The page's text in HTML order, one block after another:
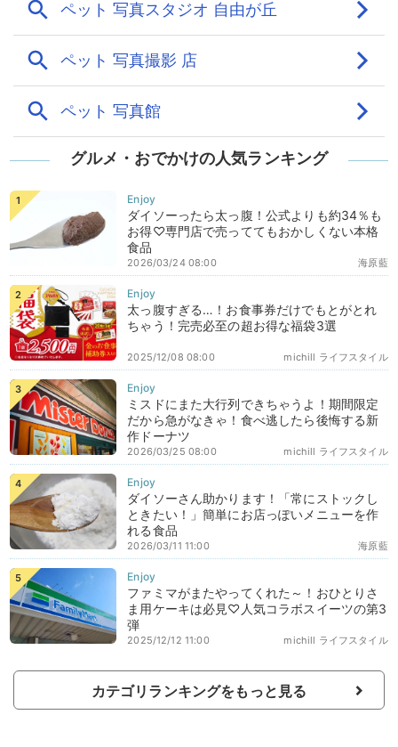
グルメ・おでかけの人気ランキング
ダイソーったら太っ腹！公式よりも約34％も
お得♡専門店で売っててもおかしくない本格
食品
海原藍
2026/03/24 08:00
太っ腹すぎる…！お食事券だけでもとがとれ
ちゃう！完売必至の超お得な福袋3選
michill ライフスタイル
2025/12/08 08:00
ミスドにまた大行列できちゃうよ！期間限定
だから急がなきゃ！食べ逃したら後悔する新
作ドーナツ
michill ライフスタイル
2026/03/25 08:00
ダイソーさん助かります！「常にストックし
ときたい！」簡単にお店っぽいメニューを作
れる食品
海原藍
2026/03/11 11:00
ファミマがまたやってくれた～！おひとりさ
ま用ケーキは必見♡人気コラボスイーツの第3
弾
michill ライフスタイル
2025/12/12 11:00
カテゴリランキングをもっと見る